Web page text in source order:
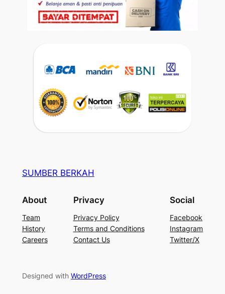
SUMBER BERKAH
About
Team
History
Careers
Privacy
Privacy Policy
Terms and Conditions
Contact Us
Social
Facebook
Instagram
Twitter/X
Designed with WordPress